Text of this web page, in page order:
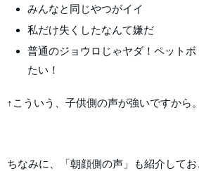
みんなと同じやつがイイ
私だけ失くしたなんて嫌だ
普通のジョウロじゃヤダ！ペット
たい！
↑こういう、子供側の声が強いですから
ちなみに、「朝顔側の声」も紹介して